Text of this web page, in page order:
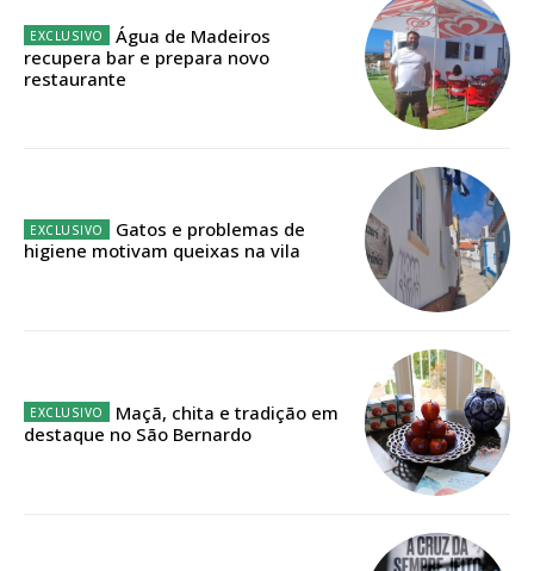
Edição em papel entregue à Quinta-feira em sua
casa
Acesso ao conteúdo online
Acesso aos conteúdos Exclusivos para
DIGITAL ANUAL
16€
Água de Madeiros
recupera bar e prepara novo
restaurante
Gatos e problemas de
higiene motivam queixas na vila
Maçã, chita e tradição em
destaque no São Bernardo